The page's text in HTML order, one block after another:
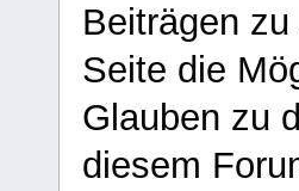
Beiträgen
Seite die
Glauben zu
diesem